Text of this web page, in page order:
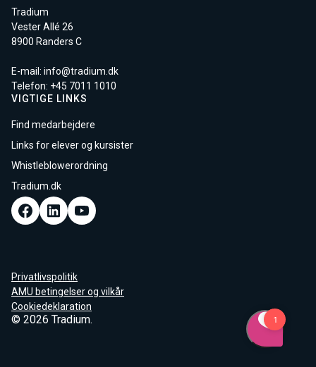
Tradium
Vester Allé 26
8900 Randers C
E-mail: info@tradium.dk
Telefon: +45 7011 1010
VIGTIGE LINKS
Find medarbejdere
Links for elever og kursister
Whistleblowerordning
Tradium.dk
© 2026 Tradium.
Privatlivspolitik
AMU betingelser og vilkår
Cookiedeklaration